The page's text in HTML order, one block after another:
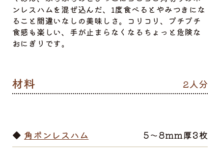
ンレスハムを混ぜ込んだ、1度食べるとやみつきにな
ること間違いなしの美味しさ。コリコリ、プチプチ
食感も楽しい、手が止まらなくなるちょっと危険な
おにぎりです。
2人分
◆ 角ボンレスハム
5～8mm厚3枚